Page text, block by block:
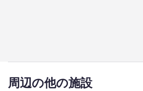
周辺の他の施設